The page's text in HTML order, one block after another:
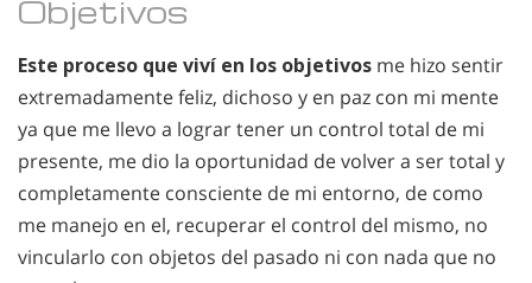
Objetivos
Este proceso que viví en los objetivos me hizo sentir
extremadamente feliz, dichoso y en paz con mi mente
ya que me llevo a lograr tener un control total de mi
presente, me dio la oportunidad de volver a ser total y
completamente consciente de mi entorno, de como
me manejo en el, recuperar el control del mismo, no
vincularlo con objetos del pasado ni con nada que no